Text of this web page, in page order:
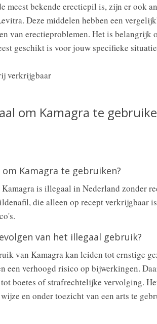
meest bekende erectiepil is, zijn er ook
Deze middelen hebben een
van erectieproblemen. Het is belangrijk
geschikt is voor jouw specifieke
om Kamagra te
Kamagra te gebruiken?
is illegaal in Nederland zonder
die alleen op recept verkrijgbaar
van het illegaal gebruik?
van Kamagra kan leiden tot ernstige
een verhoogd risico op bijwerkingen.
boetes of strafrechtelijke vervolging.
en onder toezicht van een arts te